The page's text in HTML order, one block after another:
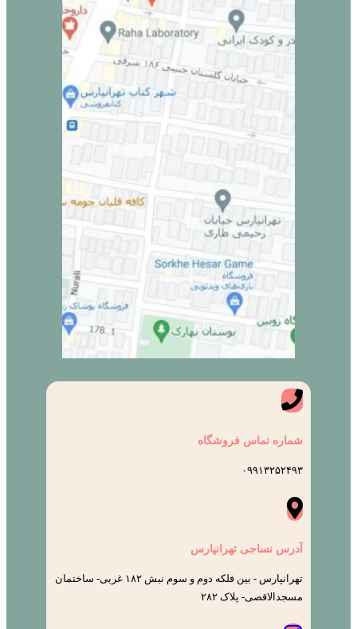
شماره تماس فروشگاه
۰۹۹۱۳۲۵۲۴۹۳
آدرس نساجی تهرانپارس
تهرانپارس - بین فلکه دوم و سوم نبش ۱۸۲ غربی- ساختمان
مسجدالاقصی- پلاک ۲۸۲